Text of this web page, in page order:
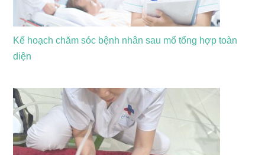
Kế hoạch chăm sóc bệnh nhân sau mổ tổng hợp toàn
diện